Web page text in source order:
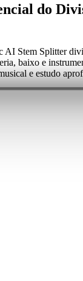
do
AI Stem Splitter
baixo e
e estudo